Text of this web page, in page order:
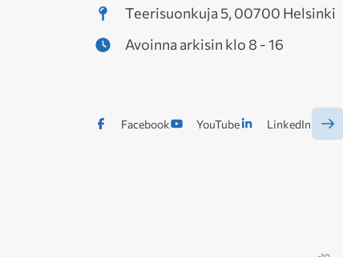
Teerisuonkuja 5, 00700 Helsinki
Avoinna arkisin klo 8 - 16
Facebook YouTube LinkedIn